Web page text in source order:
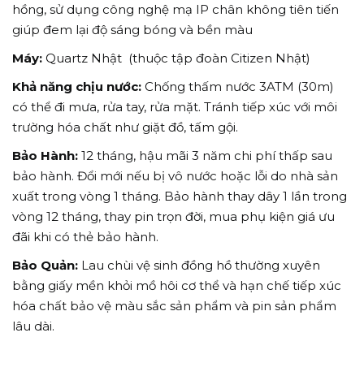
hồng, sử dụng công nghệ mạ IP chân không tiên tiến
giúp đem lại độ sáng bóng và bền màu
Máy: Quartz Nhật (thuộc tập đoàn Citizen Nhật)
Khả năng chịu nước: Chống thấm nước 3ATM (30m)
có thể đi mưa, rửa tay, rửa mặt. Tránh tiếp xúc với môi
trường hóa chất như giặt đồ, tấm gội.
Bảo Hành: 12 tháng, hậu mãi 3 năm chi phí thấp sau
bảo hành. Đổi mới nếu bị vô nước hoặc lỗi do nhà sản
xuất trong vòng 1 tháng. Bảo hành thay dây 1 lần trong
vòng 12 tháng, thay pin trọn đời, mua phụ kiện giá ưu
đãi khi có thẻ bảo hành.
Bảo Quản: Lau chùi vệ sinh đồng hồ thường xuyên
bằng giấy mền khỏi mồ hôi cơ thể và hạn chế tiếp xúc
hóa chất bảo vệ màu sắc sản phẩm và pin sản phẩm
lâu dài.